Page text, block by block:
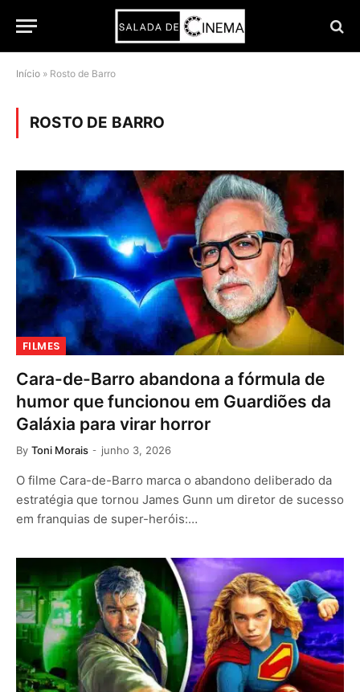
Início » Rosto de Barro
ROSTO DE BARRO
FILMES
Cara-de-Barro abandona a fórmula de
humor que funcionou em Guardiões da
Galáxia para virar horror
By Toni Morais junho 3, 2026
O filme Cara-de-Barro marca o abandono deliberado da
estratégia que tornou James Gunn um diretor de sucesso
em franquias de super-heróis:…